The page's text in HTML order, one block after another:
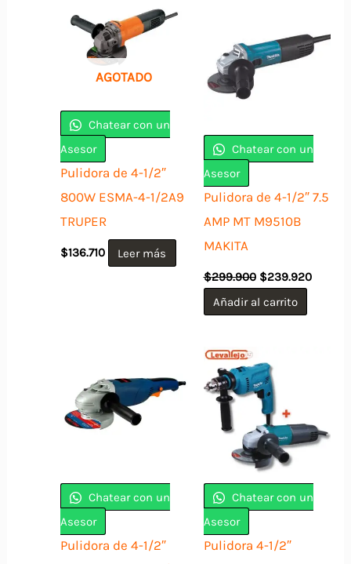
AGOTADO
Chatear con un
Asesor
Pulidora de 4-1/2″
800W ESMA-4-1/2A9
TRUPER
$136.710 Leer más
Chatear con un
Asesor
Pulidora de 4-1/2″ 7.5
AMP MT M9510B
MAKITA
$299.900 El
precio
original
era:
$239.920El
precio
Añadir al carrito
Chatear con un
Asesor
Pulidora de 4-1/2″
Chatear con un
Asesor
Pulidora 4-1/2″